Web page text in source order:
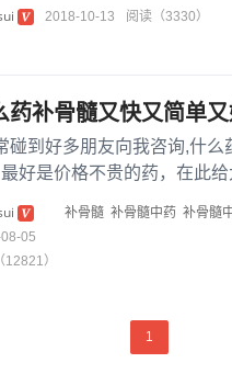
2018-10-13 阅读（3330）
药补骨髓又快又简单
碰到好多朋友向我咨询,什
好是价格不贵的药，在此
补骨髓 补骨髓中药 补骨髓
05
12821）
1